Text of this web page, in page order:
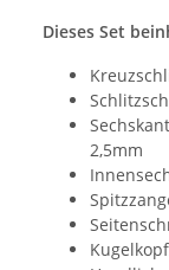
Dieses Set
2,5mm